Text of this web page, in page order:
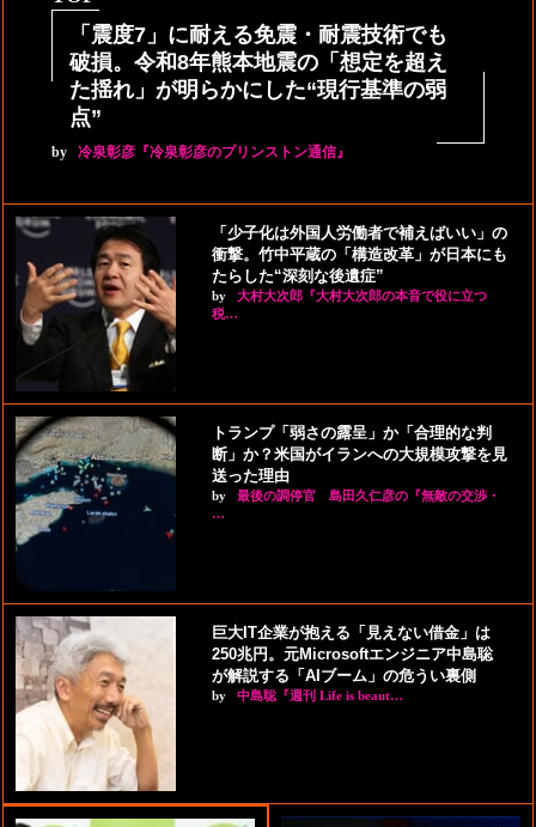
「震度7」に耐える免震・耐震技術でも
破損。令和8年熊本地震の「想定を超え
た揺れ」が明らかにした“現行基準の弱
点”
by 冷泉彰彦『冷泉彰彦のプリンストン通信』
「少子化は外国人労働者で補えばいい」の
衝撃。竹中平蔵の「構造改革」が日本にも
たらした“深刻な後遺症”
by
大村大次郎『大村大次郎の本音で役に立つ
税…
トランプ「弱さの露呈」か「合理的な判
断」か？米国がイランへの大規模攻撃を見
送った理由
by
最後の調停官 島田久仁彦の『無敵の交渉・
…
巨大IT企業が抱える「見えない借金」は
250兆円。元Microsoftエンジニア中島聡
が解説する「AIブーム」の危うい裏側
by 中島聡『週刊 Life is beaut…